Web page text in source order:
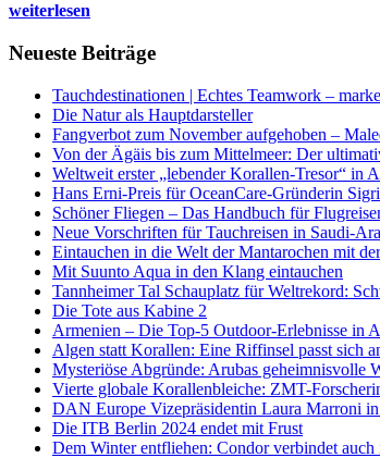
weiterlesen
Neueste Beiträge
Tauchdestinationen | Echtes Teamwork –
Die Natur als Hauptdarsteller
Fangverbot zum November aufgehoben –
Von der Ägäis bis zum Mittelmeer: Der
Weltweit erster „lebender Korallen-Tresor“ in
Hans Erni-Preis für OceanCare-Gründerin
Schöner Fliegen – Das Handbuch für
Neue Vorschriften für Tauchreisen in Saudi-
Eintauchen in die Welt der Mantarochen mit
Mit Suunto Aqua in den Klang eintauchen
Tannheimer Tal Schauplatz für Weltrekord:
Die Tote aus Kabine 2
Armenien – Die Top-5 Outdoor-Erlebnisse in
Algen statt Korallen: Eine Riffinsel passt sich
Mysteriöse Abgründe: Arubas geheimnisvolle
Vierte globale Korallenbleiche: ZMT-
DAN Europe Vizepräsidentin Laura Marroni
Die ITB Berlin 2024 endet mit Frust
Dem Winter entfliehen: Condor verbindet